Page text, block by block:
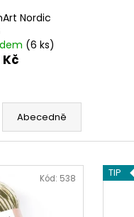
Nordic
(6 ks)
Kč
Abecedně
Kód: 538 TIP